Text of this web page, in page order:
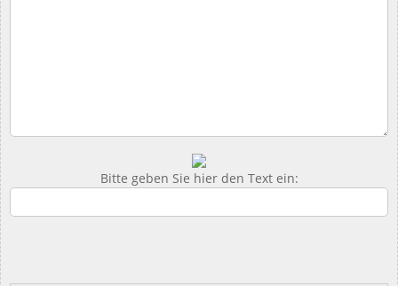
Bitte geben Sie hier den Text ein: